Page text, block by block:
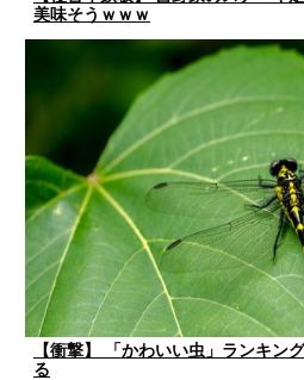
美味そうｗｗｗ
【衝撃】 「かわいい虫」ランキン
る